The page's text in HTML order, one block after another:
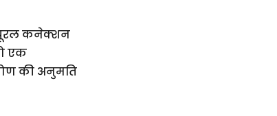
कनेक्शन
एक
की अनुमति